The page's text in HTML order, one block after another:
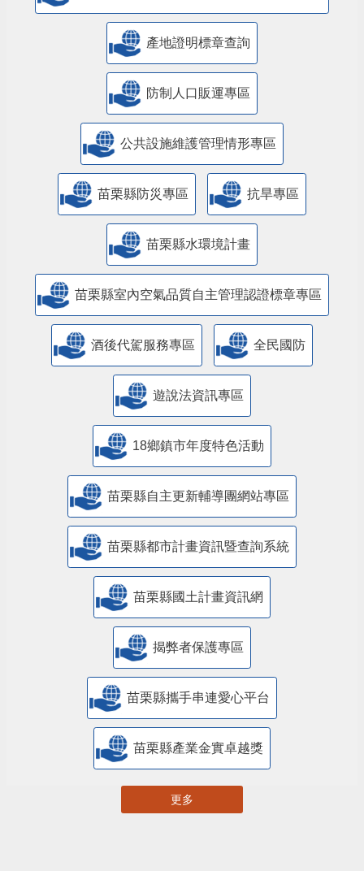
產地證明標章查詢
防制人口販運專區
​公共設施維護管理情形專區
苗栗縣防災專區 抗旱專區
苗栗縣水環境計畫
苗栗縣室內空氣品質自主管理認證標章專區
酒後代駕服務專區 全民國防
遊說法資訊專區
18鄉鎮市年度特色活動
苗栗縣自主更新輔導團網站專區
苗栗縣都市計畫資訊暨查詢系統
苗栗縣國土計畫資訊網
揭弊者保護專區
苗栗縣攜手串連愛心平台
苗栗縣產業金實卓越獎
更多